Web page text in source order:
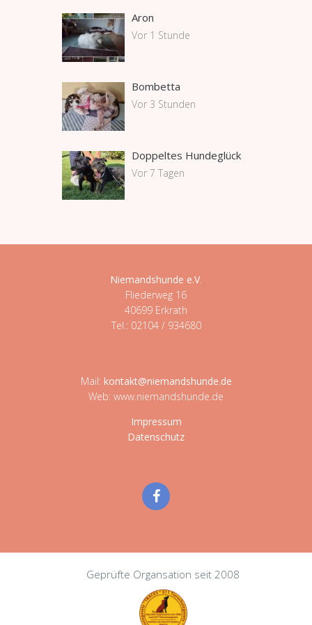
Aron
Vor 1 Stunde
Bombetta
Vor 3 Stunden
Doppeltes Hundeglück
Vor 7 Tagen
Niemandshunde e.V
Fliederweg 16
40699 Erkrath
Tel.: 02104 / 934680
Mail: kontakt@niemandshunde.de
Web: www.niemandshunde.de
Impressum
Datenschutz
Geprüfte Organsation seit 2008